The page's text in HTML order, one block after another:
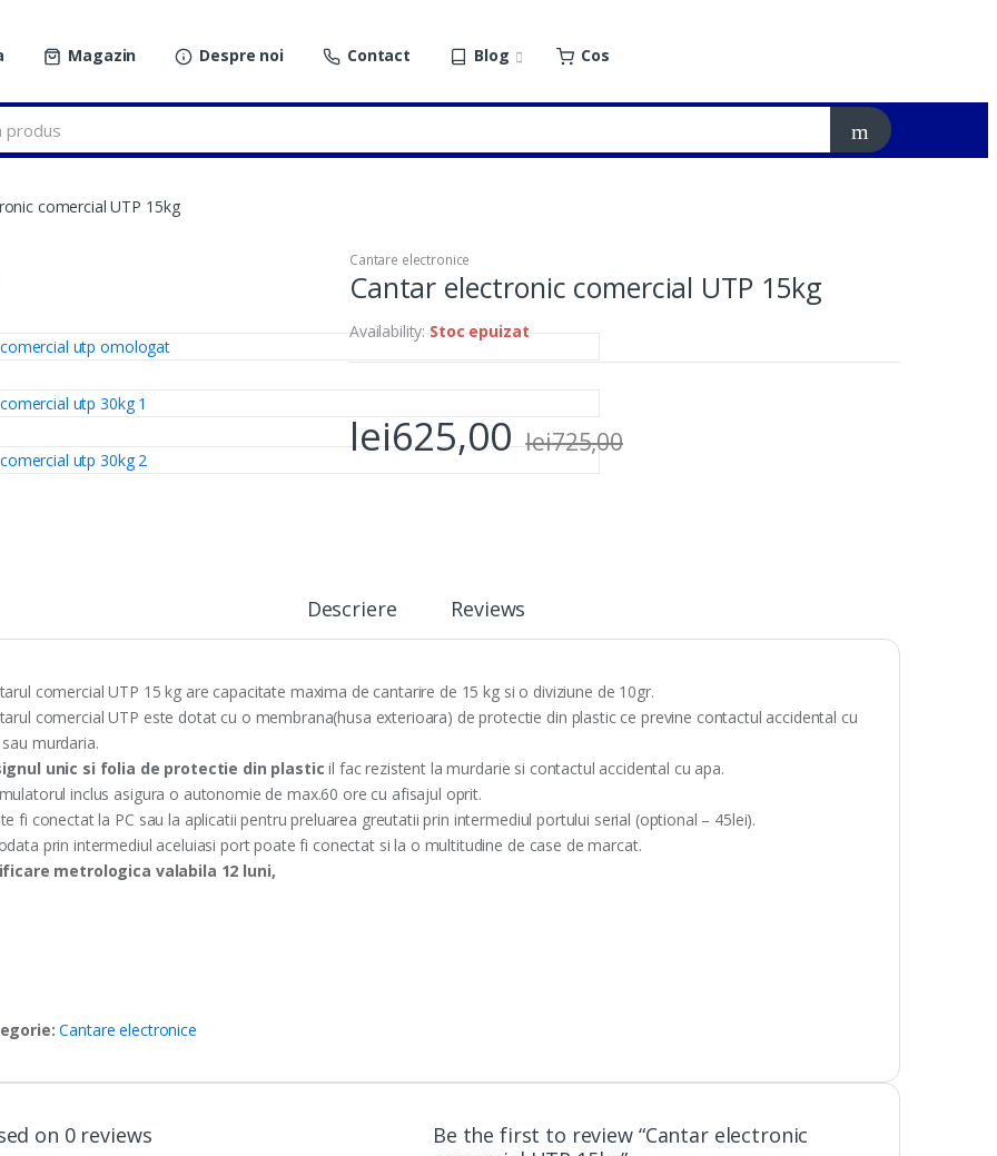
Magazin Despre noi Contact Blog Cos
comercial UTP 15kg
Cantare electronice
Cantar electronic comercial UTP 15kg
Availability: Stoc epuizat
lei625,00 lei725,00
Descriere Reviews
comercial UTP 15 kg are capacitate maxima de cantarire de 15 kg si o diviziune de 10gr.
comercial UTP este dotat cu o membrana(husa exterioara) de protectie din plastic ce previne contactul accidental cu
murdaria.
unic si folia de protectie din plastic il fac rezistent la murdarie si contactul accidental cu apa.
inclus asigura o autonomie de max.60 ore cu afisajul oprit.
fi conectat la PC sau la aplicatii pentru preluarea greutatii prin intermediul portului serial (optional – 45lei).
prin intermediul aceluiasi port poate fi conectat si la o multitudine de case de marcat.
metrologica valabila 12 luni,
Cantare electronice
on 0 reviews
Be the first to review “Cantar electronic